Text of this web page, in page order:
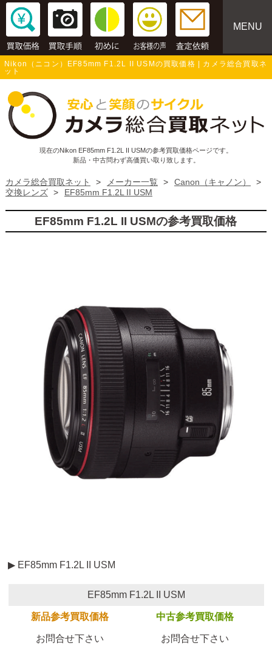
MENU
Nikon（ニコン）EF85mm F1.2L II USMの買取価格 | カメラ総合買取ネ
ット
現在のNikon EF85mm F1.2L II USMの参考買取価格ページです。
新品・中古問わず高価買い取り致します。
カメラ総合買取ネット > メーカー一覧 > Canon（キャノン）
>
交換レンズ > EF85mm F1.2L II USM
EF85mm F1.2L II USMの参考買取価格
▶ EF85mm F1.2L II USM
EF85mm F1.2L II USM
新品参考買取価格 中古参考買取価格
お問合せ下さい お問合せ下さい